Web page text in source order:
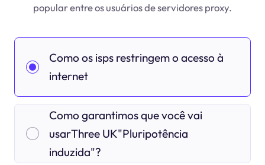
popular entre os usuários de servidores proxy.
Como os isps restringem o acesso à
internet
Como garantimos que você vai
usarThree UK"Pluripotência
induzida"?